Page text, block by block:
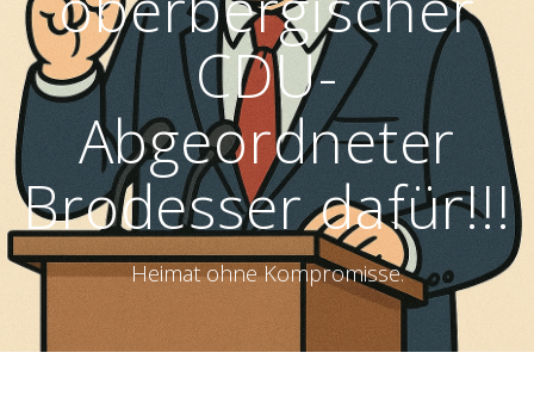
CDU-
Abgeordneter
Brodesser dafür!!!
Heimat ohne Kompromisse.